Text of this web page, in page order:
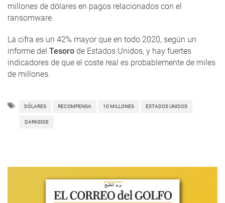
millones de dólares en pagos relacionados con el
ransomware.
La cifra es un 42% mayor que en todo 2020, según un
informe del Tesoro de Estados Unidos, y hay fuertes
indicadores de que el coste real es probablemente de miles
de millones.
DÓLARES RECOMPENSA 10 MILLONES ESTADOS UNIDOS
DARKSIDE